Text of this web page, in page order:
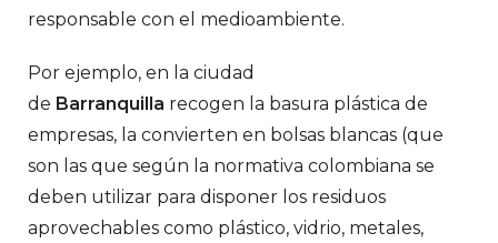
responsable con el medioambiente.
Por ejemplo, en la ciudad
de Barranquilla recogen la basura plástica de
empresas, la convierten en bolsas blancas (que
son las que según la normativa colombiana se
deben utilizar para disponer los residuos
aprovechables como plástico, vidrio, metales,